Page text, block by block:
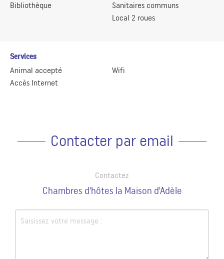
Bibliothèque
Sanitaires communs
Local 2 roues
Services
Animal accepté
Accès Internet
Wifi
Contacter par email
Contactez
Chambres d'hôtes la Maison d'Adèle